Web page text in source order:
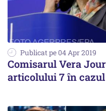
Publicat pe 04 Apr 2019
Comisarul Vera
articolului 7 în